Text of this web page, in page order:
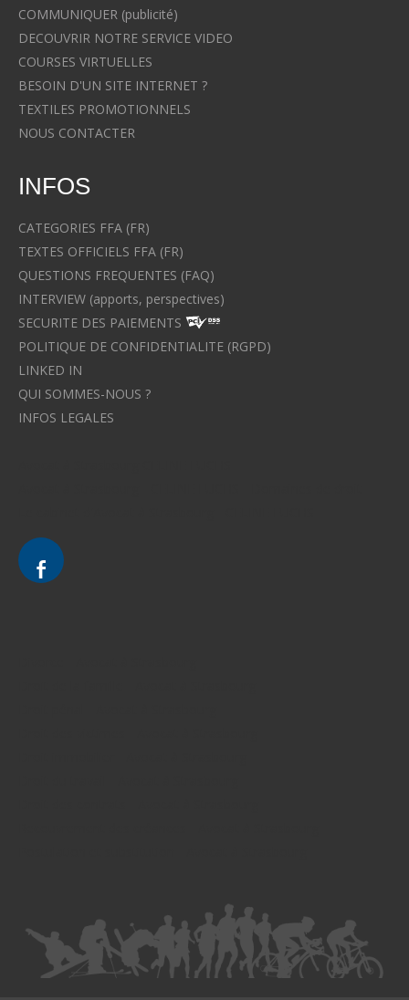
COMMUNIQUER (publicité)
DECOUVRIR NOTRE SERVICE VIDEO
COURSES VIRTUELLES
BESOIN D'UN SITE INTERNET ?
TEXTILES PROMOTIONNELS
NOUS CONTACTER
INFOS
CATEGORIES FFA (FR)
TEXTES OFFICIELS FFA (FR)
QUESTIONS FREQUENTES (FAQ)
INTERVIEW (apports, perspectives)
SECURITE DES PAIEMENTS
POLITIQUE DE CONFIDENTIALITE (RGPD)
LINKED IN
QUI SOMMES-NOUS ?
INFOS LEGALES